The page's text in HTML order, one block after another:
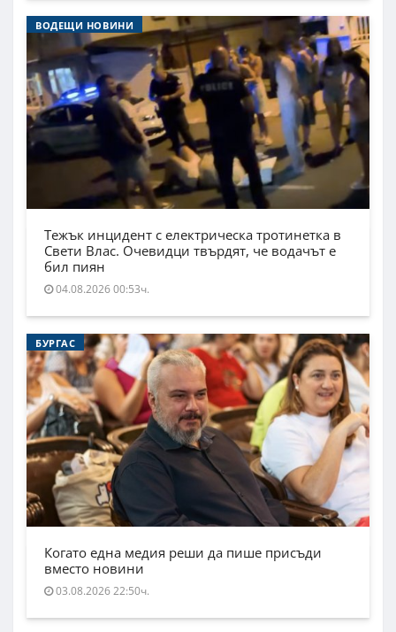
ВОДЕЩИ НОВИНИ
Тежък инцидент с електрическа тротинетка в
Свети Влас. Очевидци твърдят, че водачът е
бил пиян
04.08.2026 00:53ч.
БУРГАС
Когато една медия реши да пише присъди
вместо новини
03.08.2026 22:50ч.